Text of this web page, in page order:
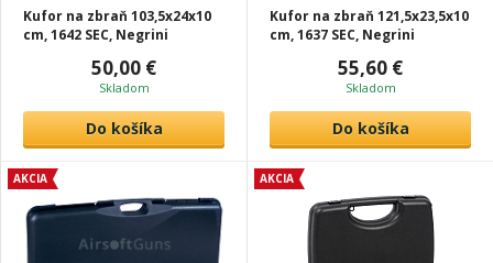
Kufor na zbraň 103,5x24x10
cm, 1642 SEC, Negrini
50,00 €
Skladom
Do košíka
Kufor na zbraň 121,5x23,5x10
cm, 1637 SEC, Negrini
55,60 €
Skladom
Do košíka
AKCIA AKCIA